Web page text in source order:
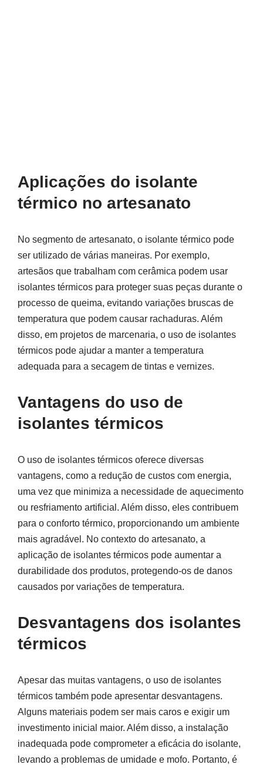
Aplicações do isolante
térmico no artesanato
No segmento de artesanato, o isolante térmico pode
ser utilizado de várias maneiras. Por exemplo,
artesãos que trabalham com cerâmica podem usar
isolantes térmicos para proteger suas peças durante o
processo de queima, evitando variações bruscas de
temperatura que podem causar rachaduras. Além
disso, em projetos de marcenaria, o uso de isolantes
térmicos pode ajudar a manter a temperatura
adequada para a secagem de tintas e vernizes.
Vantagens do uso de
isolantes térmicos
O uso de isolantes térmicos oferece diversas
vantagens, como a redução de custos com energia,
uma vez que minimiza a necessidade de aquecimento
ou resfriamento artificial. Além disso, eles contribuem
para o conforto térmico, proporcionando um ambiente
mais agradável. No contexto do artesanato, a
aplicação de isolantes térmicos pode aumentar a
durabilidade dos produtos, protegendo-os de danos
causados por variações de temperatura.
Desvantagens dos isolantes
térmicos
Apesar das muitas vantagens, o uso de isolantes
térmicos também pode apresentar desvantagens.
Alguns materiais podem ser mais caros e exigir um
investimento inicial maior. Além disso, a instalação
inadequada pode comprometer a eficácia do isolante,
levando a problemas de umidade e mofo. Portanto, é